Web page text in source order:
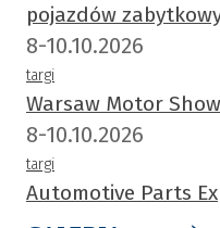
pojazdów
8-10.10.2026
targi
Warsaw Motor Show
8-10.10.2026
targi
Automotive Parts